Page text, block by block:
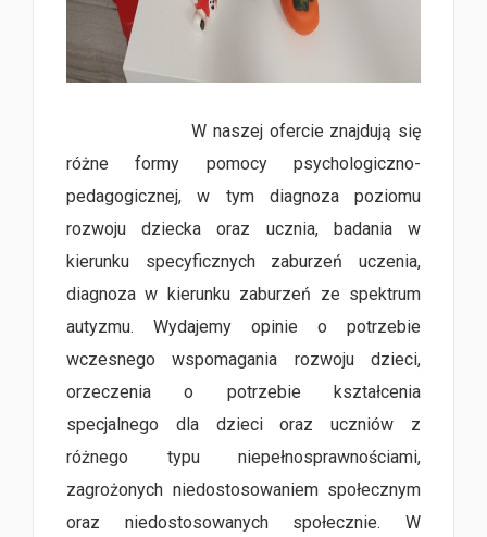
W naszej ofercie znajdują się
różne formy pomocy psychologiczno-
pedagogicznej, w tym diagnoza poziomu
rozwoju dziecka oraz ucznia, badania w
kierunku specyficznych zaburzeń uczenia,
diagnoza w kierunku zaburzeń ze spektrum
autyzmu. Wydajemy opinie o potrzebie
wczesnego wspomagania rozwoju dzieci,
orzeczenia o potrzebie kształcenia
specjalnego dla dzieci oraz uczniów z
różnego typu niepełnosprawnościami,
zagrożonych niedostosowaniem społecznym
oraz niedostosowanych społecznie. W